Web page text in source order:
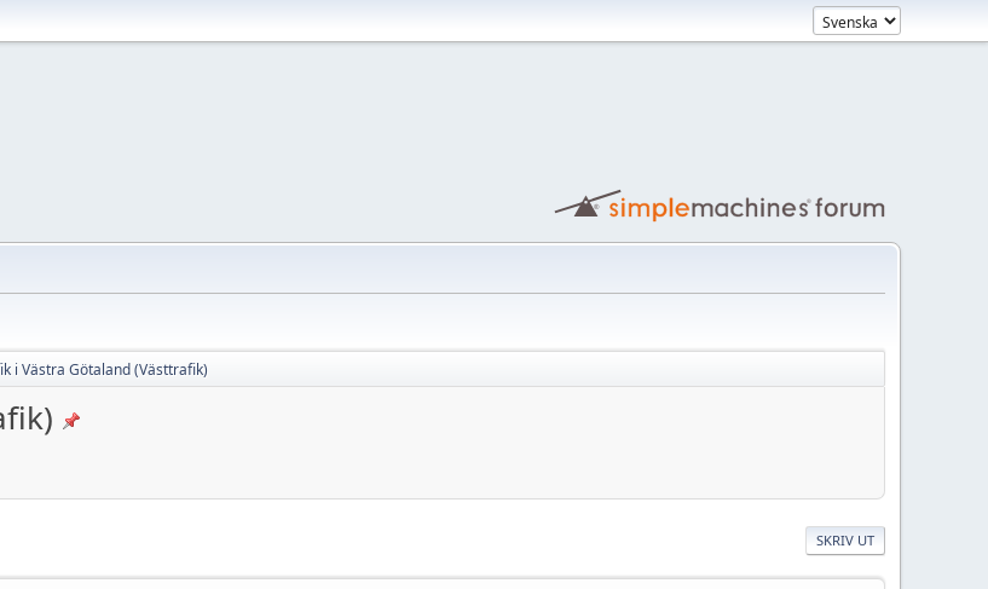
i Västra Götaland (Västtrafik)
SKRIV UT